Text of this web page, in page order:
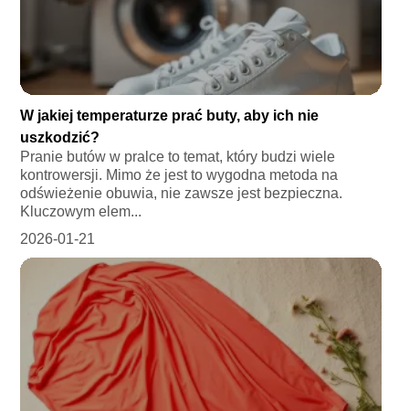
W jakiej temperaturze prać buty, aby ich nie
uszkodzić?
Pranie butów w pralce to temat, który budzi wiele
kontrowersji. Mimo że jest to wygodna metoda na
odświeżenie obuwia, nie zawsze jest bezpieczna.
Kluczowym elem...
2026-01-21